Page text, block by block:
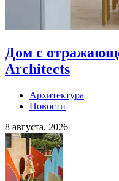
Дом с
Architects
Архитектура
Новости
8 августа, 2026